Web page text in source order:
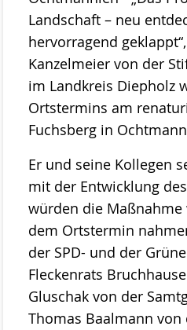
Stemweder Berg
Obstwiese „Auf den
Sortenliste/
Entwicklung von
Deutschland
Heideentwicklung
Schulexkursionen
Projektdokumentation
Wildblumenprogramm
Veröffentlichungen
Naturschätze im
Landschaft – neu
hervorragend
Kanzelmeier von der
im Landkreis Diepholz
Ortstermins am
Fuchsberg in
Er und seine Kollegen
mit der Entwicklung
würden die
dem Ortstermin
der SPD- und der
Fleckenrats
Gluschak von der
Thomas Baalmann